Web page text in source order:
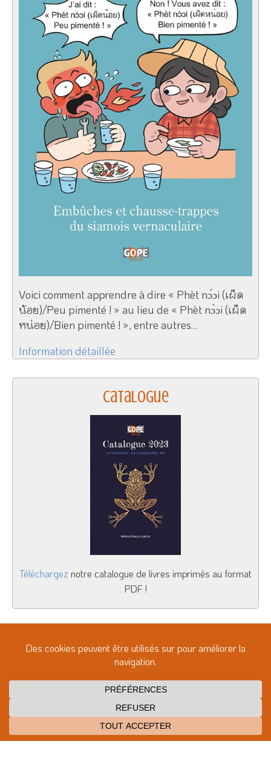
Voici comment apprendre à dire « Phèt nɔ́ɔi (เผ็ด
น้อย)/Peu pimenté ! » au lieu de « Phèt nɔ̀ɔi (เผ็ด
หน่อย)/Bien pimenté ! », entre autres…
Information détaillée
Catalogue
Téléchargez notre catalogue de livres imprimés au format
PDF !
Maison d’édition indépendante ayant pour vocation de